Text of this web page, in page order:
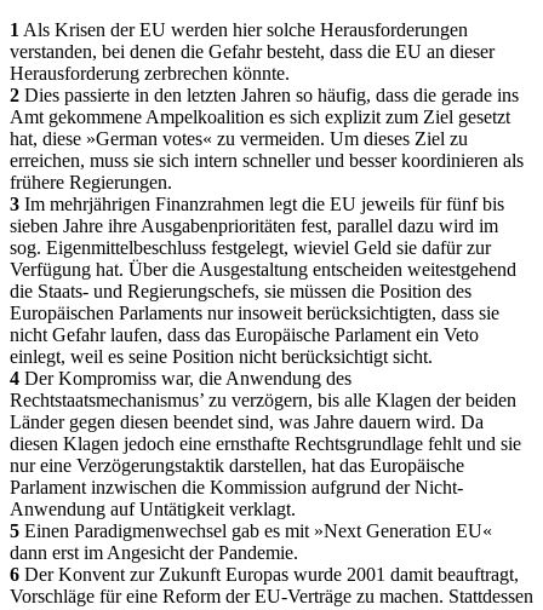
1 Als Krisen der EU werden hier solche Herausforderungen
verstanden, bei denen die Gefahr besteht, dass die EU an dieser
Herausforderung zerbrechen könnte.
2 Dies passierte in den letzten Jahren so häufig, dass die gerade ins
Amt gekommene Ampelkoalition es sich explizit zum Ziel gesetzt
hat, diese »German votes« zu vermeiden. Um dieses Ziel zu
erreichen, muss sie sich intern schneller und besser koordinieren als
frühere Regierungen.
3 Im mehrjährigen Finanzrahmen legt die EU jeweils für fünf bis
sieben Jahre ihre Ausgabenprioritäten fest, parallel dazu wird im
sog. Eigenmittelbeschluss festgelegt, wieviel Geld sie dafür zur
Verfügung hat. Über die Ausgestaltung entscheiden weitestgehend
die Staats- und Regierungschefs, sie müssen die Position des
Europäischen Parlaments nur insoweit berücksichtigten, dass sie
nicht Gefahr laufen, dass das Europäische Parlament ein Veto
einlegt, weil es seine Position nicht berücksichtigt sicht.
4 Der Kompromiss war, die Anwendung des
Rechtstaatsmechanismus’ zu verzögern, bis alle Klagen der beiden
Länder gegen diesen beendet sind, was Jahre dauern wird. Da
diesen Klagen jedoch eine ernsthafte Rechtsgrundlage fehlt und sie
nur eine Verzögerungstaktik darstellen, hat das Europäische
Parlament inzwischen die Kommission aufgrund der Nicht-
Anwendung auf Untätigkeit verklagt.
5 Einen Paradigmenwechsel gab es mit »Next Generation EU«
dann erst im Angesicht der Pandemie.
6 Der Konvent zur Zukunft Europas wurde 2001 damit beauftragt,
Vorschläge für eine Reform der EU-Verträge zu machen. Stattdessen